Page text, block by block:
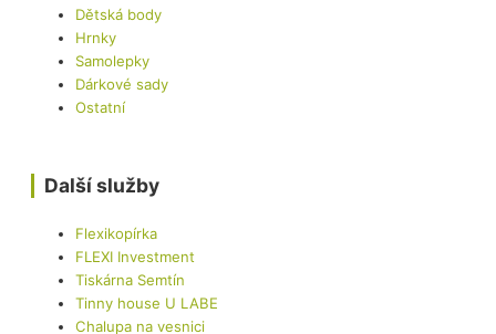
Dětská body
Hrnky
Samolepky
Dárkové sady
Ostatní
Další služby
Flexikopírka
FLEXI Investment
Tiskárna Semtín
Tinny house U LABE
Chalupa na vesnici